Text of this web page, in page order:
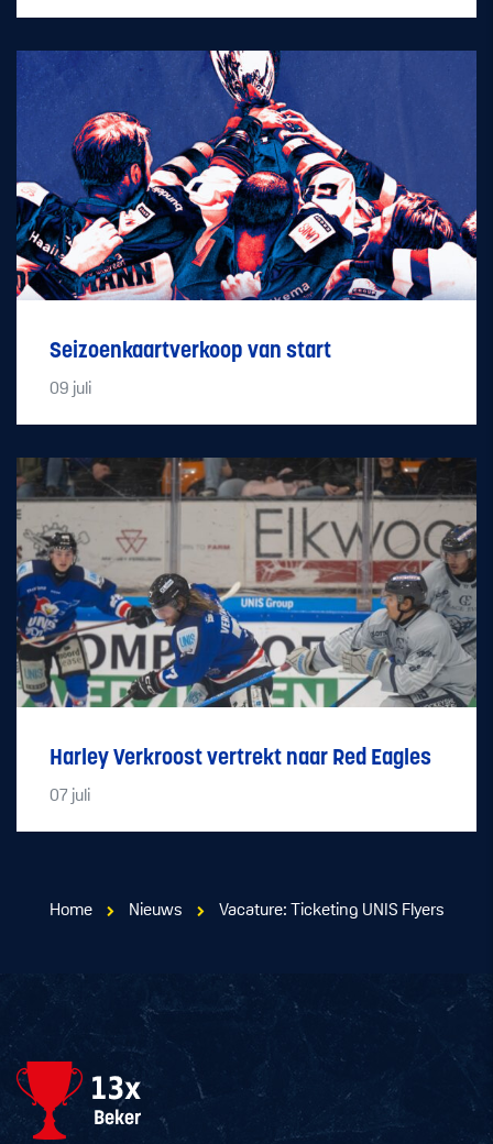
Seizoenkaartverkoop van start
09 juli
Harley Verkroost vertrekt naar Red Eagles
07 juli
Home Nieuws Vacature: Ticketing UNIS Flyers